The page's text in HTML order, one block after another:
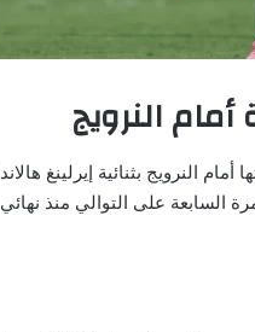
للمرة السابعة على التوالي منذ نهائي